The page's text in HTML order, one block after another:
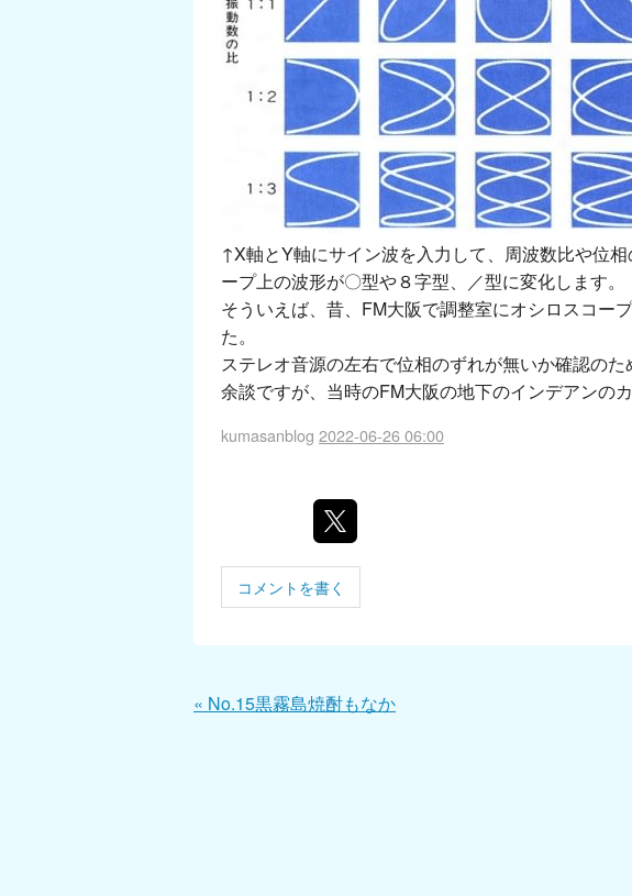
↑X軸とY軸にサイン波を入力して、周波数比や位
ープ上の波形が〇型や８字型、／型に変化します。
そういえば、昔、FM大阪で調整室にオシロスコー
た。
ステレオ音源の左右で位相のずれが無いか確認のた
余談ですが、当時のFM大阪の地下のインデアンのカ
kumasanblog 2022-06-26 06:00
コメントを書く
« No.15黒霧島焼酎もなか